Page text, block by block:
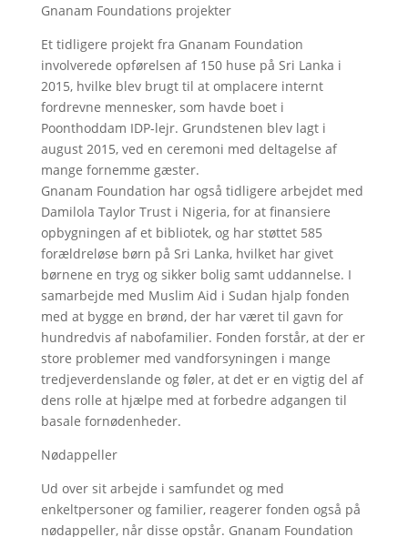
Gnanam Foundations projekter
Et tidligere projekt fra Gnanam Foundation
involverede opførelsen af 150 huse på Sri Lanka i
2015, hvilke blev brugt til at omplacere internt
fordrevne mennesker, som havde boet i
Poonthoddam IDP-lejr. Grundstenen blev lagt i
august 2015, ved en ceremoni med deltagelse af
mange fornemme gæster.
Gnanam Foundation har også tidligere arbejdet med
Damilola Taylor Trust i Nigeria, for at finansiere
opbygningen af et bibliotek, og har støttet 585
forældreløse børn på Sri Lanka, hvilket har givet
børnene en tryg og sikker bolig samt uddannelse. I
samarbejde med Muslim Aid i Sudan hjalp fonden
med at bygge en brønd, der har været til gavn for
hundredvis af nabofamilier. Fonden forstår, at der er
store problemer med vandforsyningen i mange
tredjeverdenslande og føler, at det er en vigtig del af
dens rolle at hjælpe med at forbedre adgangen til
basale fornødenheder.
Nødappeller
Ud over sit arbejde i samfundet og med
enkeltpersoner og familier, reagerer fonden også på
nødappeller, når disse opstår. Gnanam Foundation